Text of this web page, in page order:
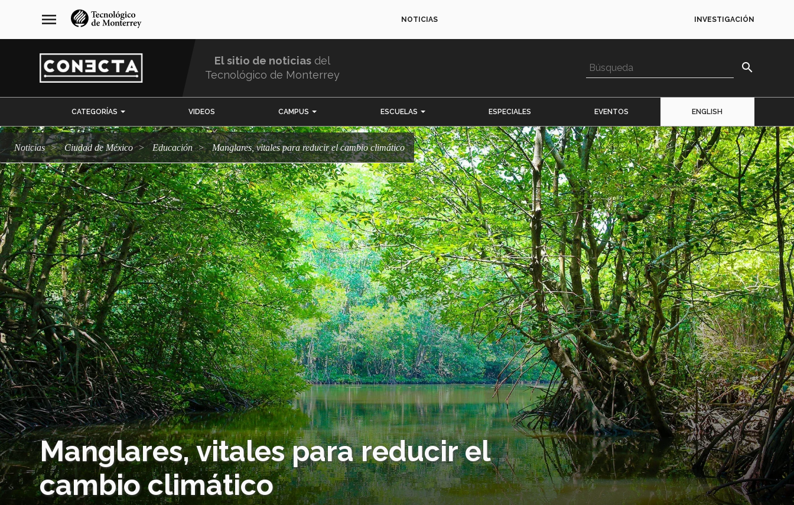
navegación
principal
menu NOTICIAS INVESTIGACIÓN
El sitio de noticias del
Tecnológico de Monterrey
search
CATEGORÍAS VIDEOS CAMPUS ESCUELAS ESPECIALES EVENTOS ENGLISH
Noticias Ciudad de México Educación Manglares, vitales para reducir el cambio climático
Manglares, vitales para reducir el
cambio climático